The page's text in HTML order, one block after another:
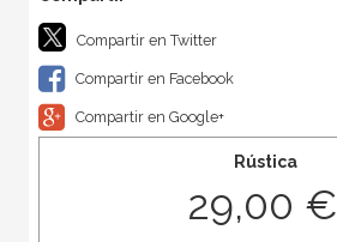
Compartir en Twitter
Compartir en Facebook
Compartir en Google+
Rústica
29,00 €